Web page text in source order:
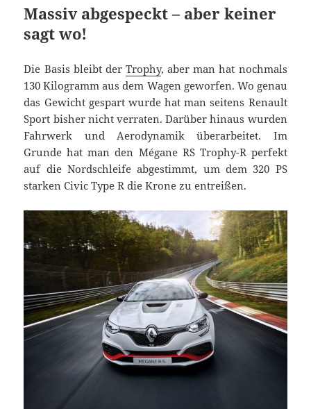
Massiv abgespeckt – aber keiner
sagt wo!
Die Basis bleibt der Trophy, aber man hat nochmals
130 Kilogramm aus dem Wagen geworfen. Wo genau
das Gewicht gespart wurde hat man seitens Renault
Sport bisher nicht verraten. Darüber hinaus wurden
Fahrwerk und Aerodynamik überarbeitet. Im
Grunde hat man den Mégane RS Trophy-R perfekt
auf die Nordschleife abgestimmt, um dem 320 PS
starken Civic Type R die Krone zu entreißen.